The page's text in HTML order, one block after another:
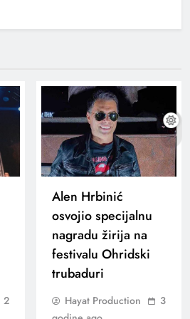
2
Alen Hrbinić
osvojio specijalnu
nagradu žirija na
festivalu Ohridski
trubaduri
Hayat Production
3